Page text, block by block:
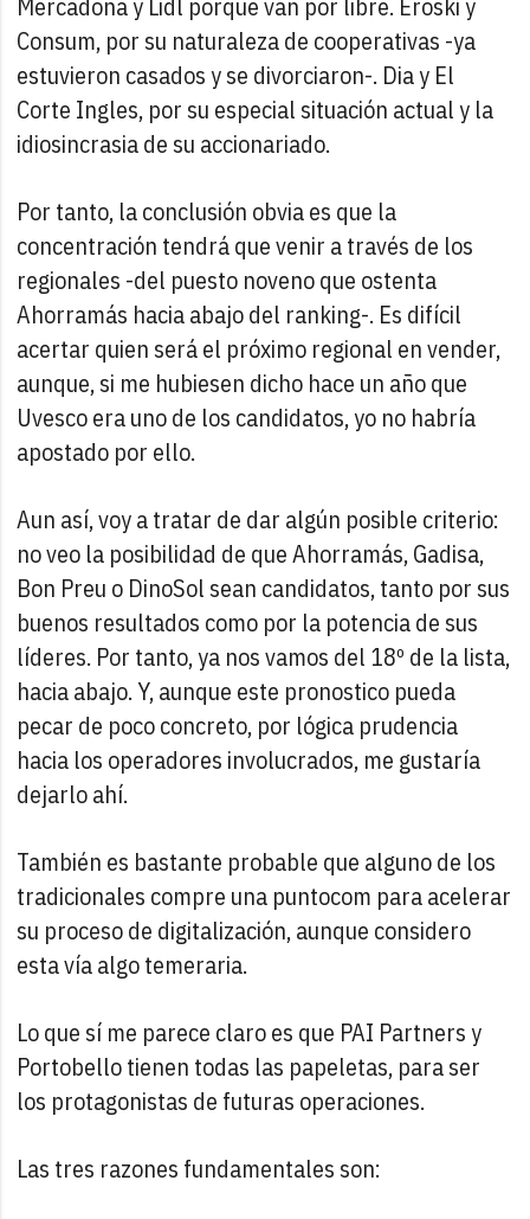
Mercadona y Lidl porque van por libre. Eroski y
Consum, por su naturaleza de cooperativas -ya
estuvieron casados y se divorciaron-. Dia y El
Corte Ingles, por su especial situación actual y la
idiosincrasia de su accionariado.
Por tanto, la conclusión obvia es que la
concentración tendrá que venir a través de los
regionales -del puesto noveno que ostenta
Ahorramás hacia abajo del ranking-. Es difícil
acertar quien será el próximo regional en vender,
aunque, si me hubiesen dicho hace un año que
Uvesco era uno de los candidatos, yo no habría
apostado por ello.
Aun así, voy a tratar de dar algún posible criterio:
no veo la posibilidad de que Ahorramás, Gadisa,
Bon Preu o DinoSol sean candidatos, tanto por sus
buenos resultados como por la potencia de sus
líderes. Por tanto, ya nos vamos del 18º de la lista,
hacia abajo. Y, aunque este pronostico pueda
pecar de poco concreto, por lógica prudencia
hacia los operadores involucrados, me gustaría
dejarlo ahí.
También es bastante probable que alguno de los
tradicionales compre una puntocom para acelerar
su proceso de digitalización, aunque considero
esta vía algo temeraria.
Lo que sí me parece claro es que PAI Partners y
Portobello tienen todas las papeletas, para ser
los protagonistas de futuras operaciones.
Las tres razones fundamentales son: